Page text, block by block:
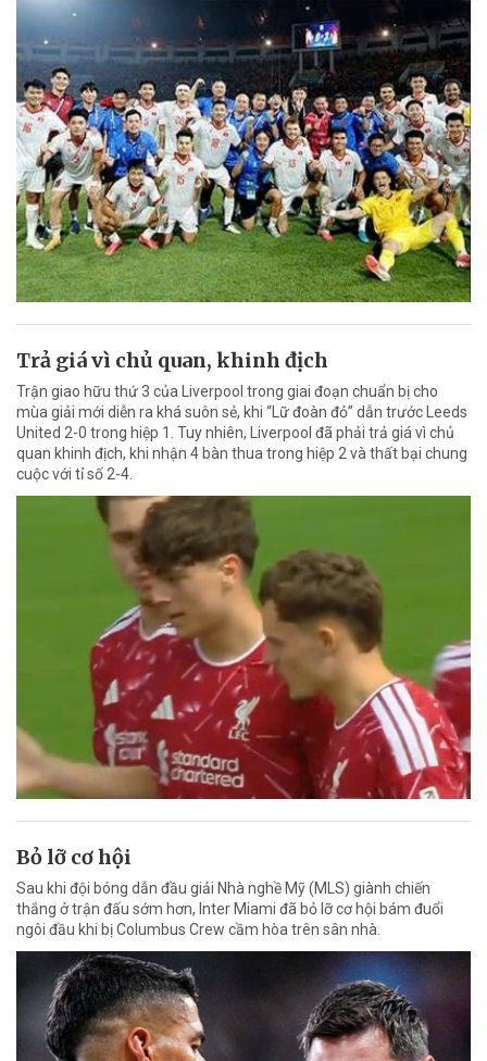
Trả giá vì chủ quan, khinh địch
Trận giao hữu thứ 3 của Liverpool trong giai đoạn chuẩn bị cho
mùa giải mới diễn ra khá suôn sẻ, khi “Lữ đoàn đỏ” dẫn trước Leeds
United 2-0 trong hiệp 1. Tuy nhiên, Liverpool đã phải trả giá vì chủ
quan khinh địch, khi nhận 4 bàn thua trong hiệp 2 và thất bại chung
cuộc với tỉ số 2-4.
Bỏ lỡ cơ hội
Sau khi đội bóng dẫn đầu giải Nhà nghề Mỹ (MLS) giành chiến
thắng ở trận đấu sớm hơn, Inter Miami đã bỏ lỡ cơ hội bám đuổi
ngôi đầu khi bị Columbus Crew cầm hòa trên sân nhà.